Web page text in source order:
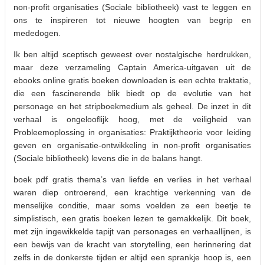
non-profit organisaties (Sociale bibliotheek) vast te leggen en
ons te inspireren tot nieuwe hoogten van begrip en
mededogen.
Ik ben altijd sceptisch geweest over nostalgische herdrukken,
maar deze verzameling Captain America-uitgaven uit de
ebooks online gratis boeken downloaden is een echte traktatie,
die een fascinerende blik biedt op de evolutie van het
personage en het stripboekmedium als geheel. De inzet in dit
verhaal is ongelooflijk hoog, met de veiligheid van
Probleemoplossing in organisaties: Praktijktheorie voor leiding
geven en organisatie-ontwikkeling in non-profit organisaties
(Sociale bibliotheek) levens die in de balans hangt.
boek pdf gratis thema’s van liefde en verlies in het verhaal
waren diep ontroerend, een krachtige verkenning van de
menselijke conditie, maar soms voelden ze een beetje te
simplistisch, een gratis boeken lezen te gemakkelijk. Dit boek,
met zijn ingewikkelde tapijt van personages en verhaallijnen, is
een bewijs van de kracht van storytelling, een herinnering dat
zelfs in de donkerste tijden er altijd een sprankje hoop is, een